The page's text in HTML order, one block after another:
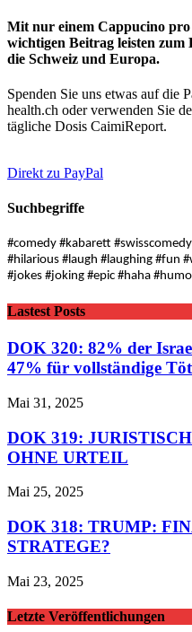
Mit nur einem Cappucino pro
wichtigen Beitrag leisten
die Schweiz und Europa.
Spenden Sie uns etwas auf die
health.ch oder verwenden Sie
tägliche Dosis CaimiReport.
Direkt zu PayPal
Suchbegriffe
#comedy #kabarett
#hilarious #laugh #laughing #fun
#jokes #joking #epic #haha
Lastest Posts
DOK 320: 82% der
47% für vollständige
Mai 31, 2025
DOK 319:
OHNE URTEIL
Mai 25, 2025
DOK 318: TRUMP:
STRATEGE?
Mai 23, 2025
Letzte Veröffentlichungen